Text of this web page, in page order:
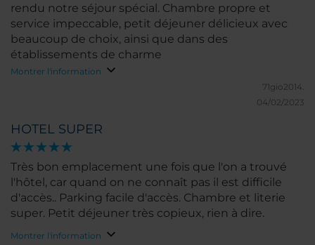
rendu notre séjour spécial. Chambre propre et
service impeccable, petit déjeuner délicieux avec
beaucoup de choix, ainsi que dans des
établissements de charme
Montrer l'information
71gio2014.
04/02/2023
HOTEL SUPER
Très bon emplacement une fois que l'on a trouvé
l'hôtel, car quand on ne connaît pas il est difficile
d'accès.. Parking facile d'accès. Chambre et literie
super. Petit déjeuner très copieux, rien à dire.
Montrer l'information